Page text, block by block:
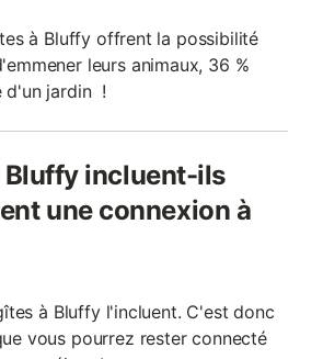
à Bluffy offrent la possibilité
leurs animaux, 36 %
d'un jardin !
Bluffy incluent-ils
une connexion à
à Bluffy l'incluent. C'est donc
vous pourrez rester connecté